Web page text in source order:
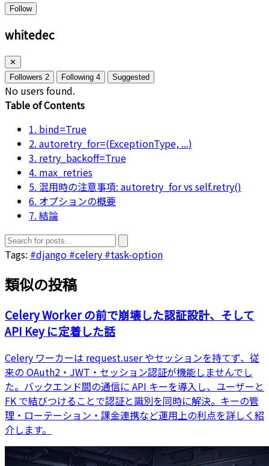
Follow
whitedec
✕
Followers 2 Following 4 Suggested
No users found.
Table of Contents
1. bind=True
2. autoretry_for=(ExceptionType, ...)
3. retry_backoff=True
4. max_retries
5. 混用時の注意事項: autoretry_for vs self.retry()
6. オプションの概要
7. 結論
Tags: #django #celery #task-option
類似の投稿
Celery Worker の前で崩壊した認証設計、そして
API Key に定着した話
Celery ワーカーは request.user やセッションを持てず、従
来の OAuth2・JWT・セッション認証が機能しませんでし
た。バックエンド間の通信に API キーを導入し、ユーザーと
FK で結びつけることで認証と識別を同時に解決。キーの管
理・ローテーション・課金連携など運用上の利点を詳しく紹
介します。